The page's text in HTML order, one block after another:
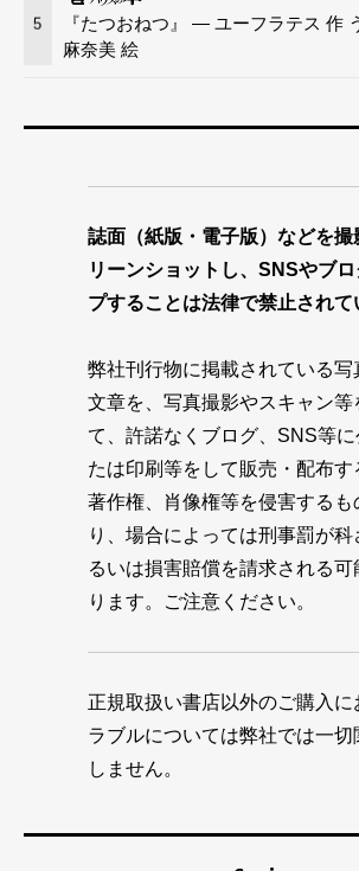
5
『たつおねつ』 — ユーフラテス 作
麻奈美 絵
誌面（紙版・電子版）などを撮
リーンショットし、SNSやブロ
プすることは法律で禁止されて
弊社刊行物に掲載されている写
文章を、写真撮影やスキャン等
て、許諾なくブログ、SNS等に
たは印刷等をして販売・配布す
著作権、肖像権等を侵害するも
り、場合によっては刑事罰が科
るいは損害賠償を請求される可
ります。ご注意ください。
正規取扱い書店以外のご購入に
ラブルについては弊社では一切
しません。